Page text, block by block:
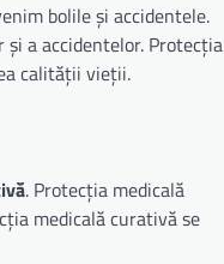
bolile și accidentele.
a accidentelor. Protecția
calității vieții.
. Protecția medicală
medicală curativă se